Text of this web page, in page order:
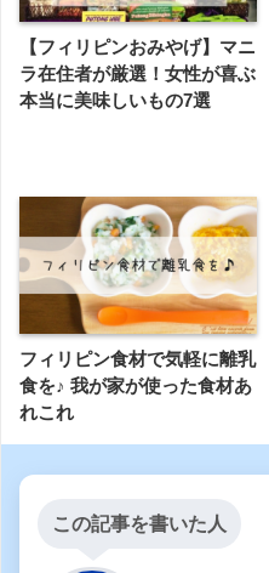
【フィリピンおみやげ】マニ
ラ在住者が厳選！女性が喜ぶ
本当に美味しいもの7選
フィリピン食材で気軽に離乳
食を♪ 我が家が使った食材あ
れこれ
この記事を書いた人